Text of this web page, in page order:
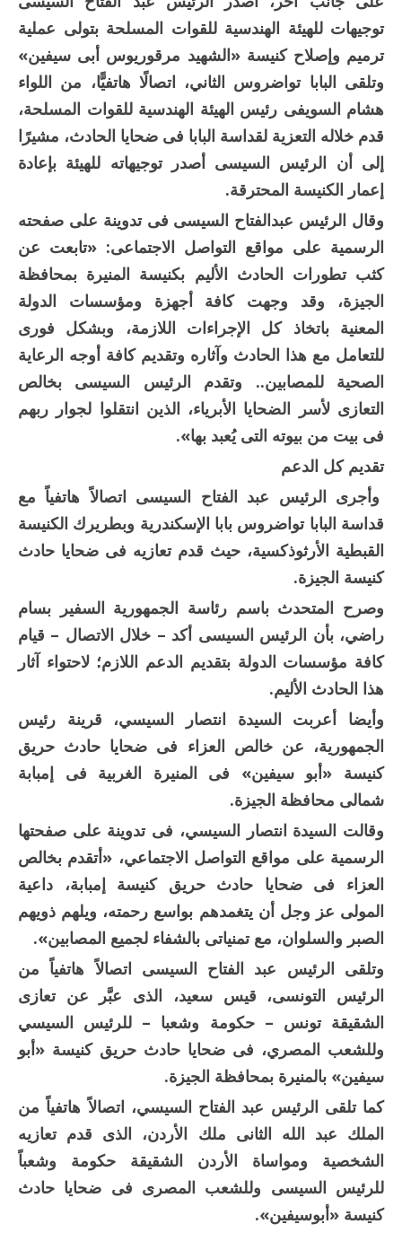
توجيهات للهيئة الهندسية للقوات المسلحة بتولى عملية
ترميم وإصلاح كنيسة «الشهيد مرقوريوس أبى سيفين»
وتلقى البابا تواضروس الثاني، اتصالًا هاتفيًّا، من اللواء
هشام السويفى رئيس الهيئة الهندسية للقوات المسلحة،
قدم خلاله التعزية لقداسة البابا فى ضحايا الحادث، مشيرًا
إلى أن الرئيس السيسى أصدر توجيهاته للهيئة بإعادة
إعمار الكنيسة المحترقة.
وقال الرئيس عبدالفتاح السيسى فى تدوينة على صفحته
الرسمية على مواقع التواصل الاجتماعى: «تابعت عن
كثب تطورات الحادث الأليم بكنيسة المنيرة بمحافظة
الجيزة، وقد وجهت كافة أجهزة ومؤسسات الدولة
المعنية باتخاذ كل الإجراءات اللازمة، وبشكل فورى
للتعامل مع هذا الحادث وآثاره وتقديم كافة أوجه الرعاية
الصحية للمصابين.. وتقدم الرئيس السيسى بخالص
التعازى لأسر الضحايا الأبرياء، الذين انتقلوا لجوار ربهم
فى بيت من بيوته التى يُعبد بها».
تقديم كل الدعم
وأجرى الرئيس عبد الفتاح السيسى اتصالاً هاتفياً مع
قداسة البابا تواضروس بابا الإسكندرية وبطريرك الكنيسة
القبطية الأرثوذكسية، حيث قدم تعازيه فى ضحايا حادث
كنيسة الجيزة.
وصرح المتحدث باسم رئاسة الجمهورية السفير بسام
راضي، بأن الرئيس السيسى أكد – خلال الاتصال – قيام
كافة مؤسسات الدولة بتقديم الدعم اللازم؛ لاحتواء آثار
هذا الحادث الأليم.
وأيضا أعربت السيدة انتصار السيسي، قرينة رئيس
الجمهورية، عن خالص العزاء فى ضحايا حادث حريق
كنيسة «أبو سيفين» فى المنيرة الغربية فى إمبابة
شمالى محافظة الجيزة.
وقالت السيدة انتصار السيسي، فى تدوينة على صفحتها
الرسمية على مواقع التواصل الاجتماعي، «أتقدم بخالص
العزاء فى ضحايا حادث حريق كنيسة إمبابة، داعية
المولى عز وجل أن يتغمدهم بواسع رحمته، ويلهم ذويهم
الصبر والسلوان، مع تمنياتى بالشفاء لجميع المصابين».
وتلقى الرئيس عبد الفتاح السيسى اتصالاً هاتفياً من
الرئيس التونسى، قيس سعيد، الذى عبَّر عن تعازى
الشقيقة تونس – حكومة وشعبا – للرئيس السيسي
وللشعب المصري، فى ضحايا حادث حريق كنيسة «أبو
سيفين» بالمنيرة بمحافظة الجيزة.
كما تلقى الرئيس عبد الفتاح السيسي، اتصالاً هاتفياً من
الملك عبد الله الثانى ملك الأردن، الذى قدم تعازيه
الشخصية ومواساة الأردن الشقيقة حكومة وشعباً
للرئيس السيسى وللشعب المصرى فى ضحايا حادث
كنيسة «أبوسيفين».